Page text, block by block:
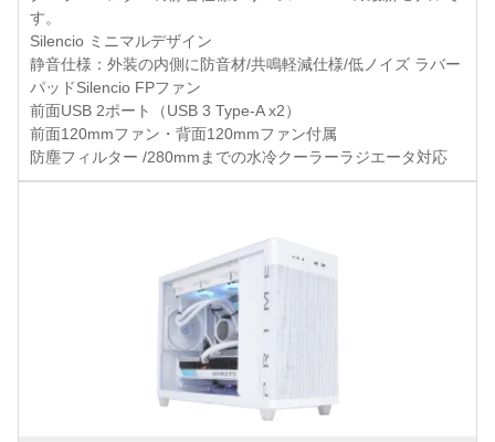
す。
Silencio ミニマルデザイン
静音仕様：外装の内側に防音材/共鳴軽減仕様/低ノイズ ラバー
パッドSilencio FPファン
前面USB 2ポート（USB 3 Type-A x2）
前面120mmファン・背面120mmファン付属
防塵フィルター /280mmまでの水冷クーラーラジエータ対応